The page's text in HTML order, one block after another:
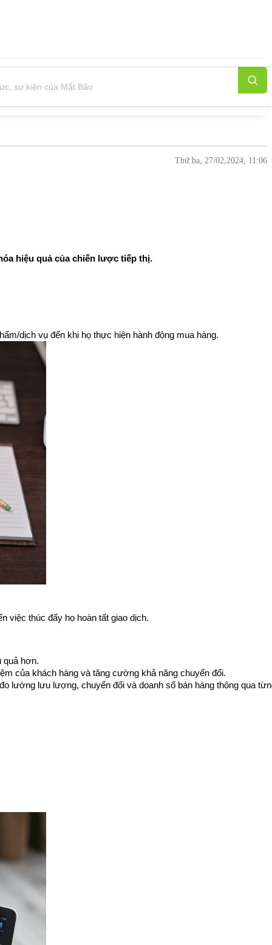
Thứ ba, 27/02,2024, 11:06
hiệu quả của chiến lược tiếp thị.
dịch vụ đến khi họ thực hiện hành động mua hàng.
việc thúc đẩy họ hoàn tất giao dịch.
quả hơn.
của khách hàng và tăng cường khả năng chuyển đổi.
lường lưu lượng, chuyển đổi và doanh số bán hàng thông qua